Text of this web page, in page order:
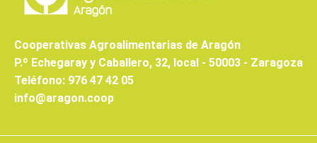
Cooperativas Agroalimentarias de Aragón
P.º Echegaray y Caballero, 32, local - 50003 - Zaragoza
Teléfono: 976 47 42 05
info@aragon.coop